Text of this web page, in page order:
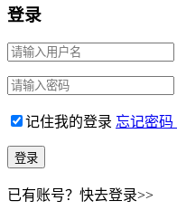
登录
记住我的登录 忘记密码
已有账号？快去登录>>